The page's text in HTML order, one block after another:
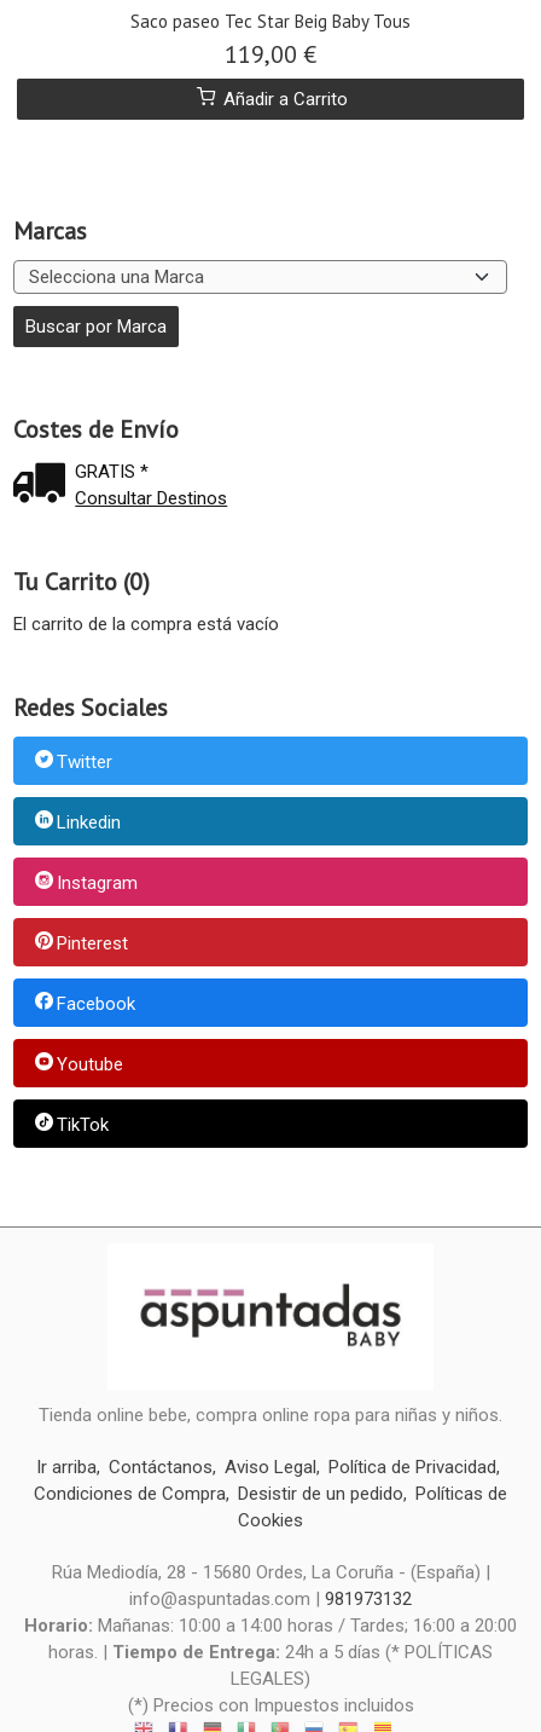
Marcas
Costes de Envío
GRATIS *
Consultar Destinos
Tu Carrito (0)
El carrito de la compra está vacío
Redes Sociales
Twitter
Linkedin
Instagram
Pinterest
Facebook
Youtube
TikTok
Saco paseo Tec Star Beig Baby Tous
119,00 €
Añadir a Carrito
Tienda online bebe, compra online ropa para niñas y niños.
Ir arriba Contáctanos Aviso Legal
Política de Privacidad
Condiciones de Compra Desistir de un pedido
Políticas de
Cookies
Rúa Mediodía, 28 - 15680 Ordes, La Coruña - (España) |
info@aspuntadas.com | 981973132
Horario: Mañanas: 10:00 a 14:00 horas / Tardes; 16:00 a 20:00
horas. | Tiempo de Entrega: 24h a 5 días (* POLÍTICAS
LEGALES)
(*) Precios con Impuestos incluidos